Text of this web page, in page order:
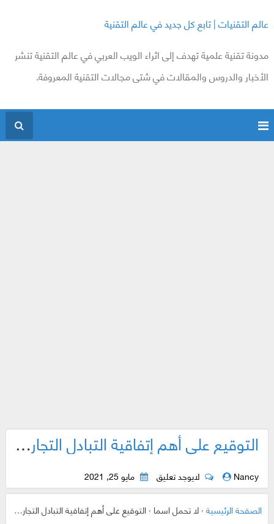
عالم التقنيات | تابع كل جديد في عالم التقنية
مدونة تقنية علمية تهدف إلى اثراء الويب العربي في عالم التقنية تنشر
الأخبار والدروس والمقالات في شتى مجالات التقنية المعروفة.
التوقيع على أهم إتفاقية التبادل التجاري والسلع بين ؟؟
Nancy لايوجد تعليق مايو 25, 2021
الصفحة الرئيسية›لا تحمل اسما›التوقيع على أهم إتفاقية التبادل التجاري والسلع بين ؟؟